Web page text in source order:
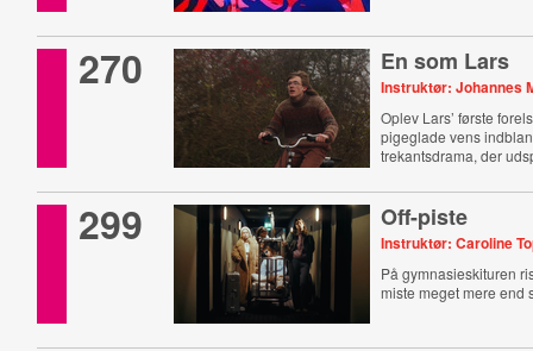
270 En som Lars
Instruktør: Johannes
Oplev Lars’ første
pigeglade vens
trekantsdrama, der
299 Off-piste
Instruktør: Caroline
På gymnasieskituren
miste meget mere end